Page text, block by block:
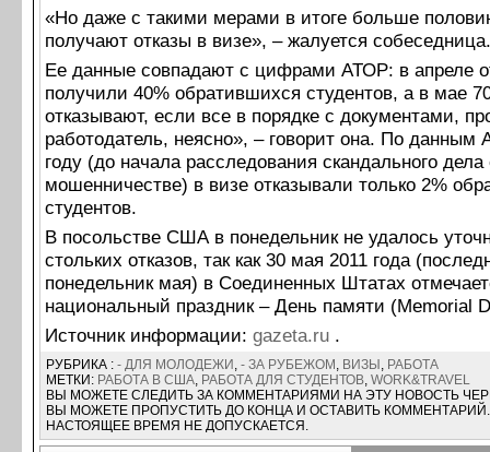
«Но даже с такими мерами в итоге больше
получают отказы в визе», – жалуется собеседница.
Ее данные совпадают с цифрами АТОР: в апреле
получили 40% обратившихся студентов, а в мае
отказывают, если все в порядке с документами,
работодатель, неясно», – говорит она. По данным
году (до начала расследования скандального дела
мошенничестве) в визе отказывали только 2%
студентов.
В посольстве США в понедельник не удалось
стольких отказов, так как 30 мая 2011 года
понедельник мая) в Соединенных Штатах
национальный праздник – День памяти (Memorial
Источник информации: gazeta.ru .
РУБРИКА : - ДЛЯ МОЛОДЕЖИ , - ЗА РУБЕЖОМ , ВИЗЫ , РАБОТА
МЕТКИ: РАБОТА В США, РАБОТА ДЛЯ СТУДЕНТОВ, WORK&TRAVEL
ВЫ МОЖЕТЕ СЛЕДИТЬ ЗА КОММЕНТАРИЯМИ НА ЭТУ НОВОСТЬ
ВЫ МОЖЕТЕ ПРОПУСТИТЬ ДО КОНЦА И ОСТАВИТЬ
НАСТОЯЩЕЕ ВРЕМЯ НЕ ДОПУСКАЕТСЯ.